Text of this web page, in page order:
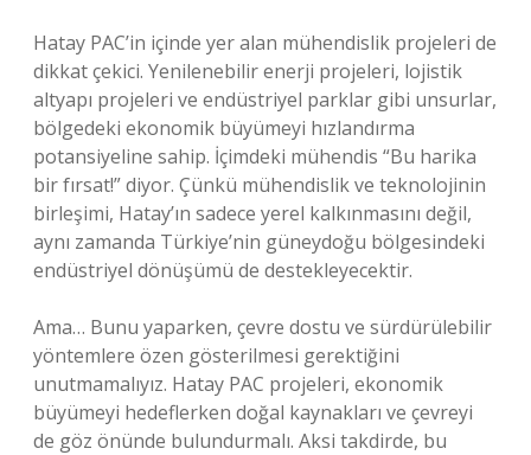
Hatay PAC’in içinde yer alan mühendislik projeleri de
dikkat çekici. Yenilenebilir enerji projeleri, lojistik
altyapı projeleri ve endüstriyel parklar gibi unsurlar,
bölgedeki ekonomik büyümeyi hızlandırma
potansiyeline sahip. İçimdeki mühendis “Bu harika
bir fırsat!” diyor. Çünkü mühendislik ve teknolojinin
birleşimi, Hatay’ın sadece yerel kalkınmasını değil,
aynı zamanda Türkiye’nin güneydoğu bölgesindeki
endüstriyel dönüşümü de destekleyecektir.
Ama… Bunu yaparken, çevre dostu ve sürdürülebilir
yöntemlere özen gösterilmesi gerektiğini
unutmamalıyız. Hatay PAC projeleri, ekonomik
büyümeyi hedeflerken doğal kaynakları ve çevreyi
de göz önünde bulundurmalı. Aksi takdirde, bu